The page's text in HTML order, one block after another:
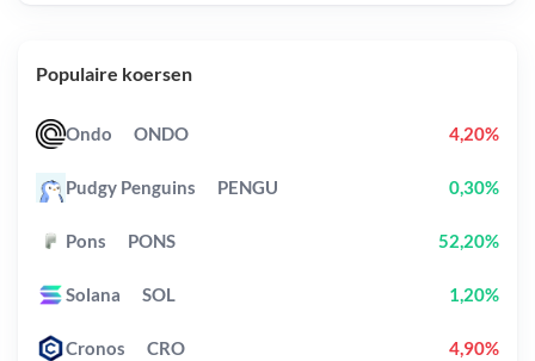
Populaire koersen
Ondo ONDO 4,20%
Pudgy Penguins PENGU 0,30%
Pons PONS 52,20%
Solana SOL 1,20%
Cronos CRO 4,90%